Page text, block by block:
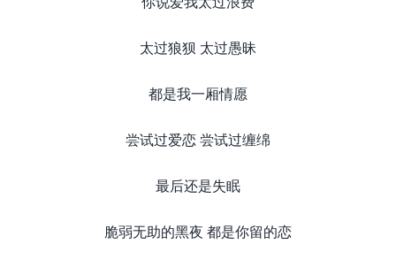
太过狼狈 太过愚昧
都是我一厢情愿
尝试过爱恋 尝试过缠绵
最后还是失眠
脆弱无助的黑夜 都是你留的恋